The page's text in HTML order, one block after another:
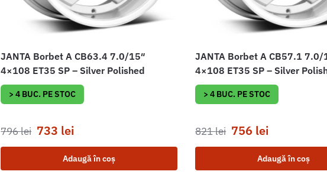
JANTA Borbet A CB63.4 7.0/15″
4×108 ET35 SP – Silver Polished
> 4 BUC. PE STOC
796lei 733 lei
Adaugă în coș
JANTA Borbet A CB57.1 7.0/
4×108 ET35 SP – Silver
> 4 BUC. PE STOC
821lei 756 lei
Adaugă în coș